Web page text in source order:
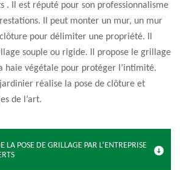
. Il est réputé pour son professionnalisme
Il peut monter un mur, un mur
pour délimiter une propriété. Il
souple ou rigide. Il propose le grillage
haie végétale pour protéger l’intimité.
réalise la pose de clôture et
de l’art.
LA POSE DE GRILLAGE PAR L’ENTREPRISE